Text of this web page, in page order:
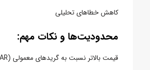
کاهش خطاهای تحلیلی
محدودیت‌ها و نکات مهم:
قیمت بالاتر نسبت به گریدهای معمولی (AR یا صنعتی)